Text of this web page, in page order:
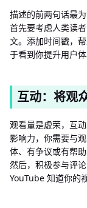
描述的前两句话最
首先要考虑人类读
文。添加时间戳，
于看到你提升用户体
互动：将观
观看量是虚荣，互
影响力，你需要与
体、有争议或有帮
然后，积极参与评
YouTube 知道你的